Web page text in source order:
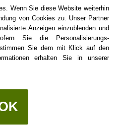
auf die Reihe. Das selbe
mit ihnen in einer Partnerschaft
für jeden etwas. Genauso wie
klar kommen.
aber anderen Menschen
Intellektualität irgendwas
nicht so ist, man nicht ganz
einfach neutral nachzufragen.
Abwärtsvergleiche, um sich
Wenn Sie diese Website weiterhin
von Cookies zu. Unser Partner
Anzeigen einzublenden und
Sie die Personalisierungs-
Sie dem mit Klick auf den
erhalten Sie in unserer